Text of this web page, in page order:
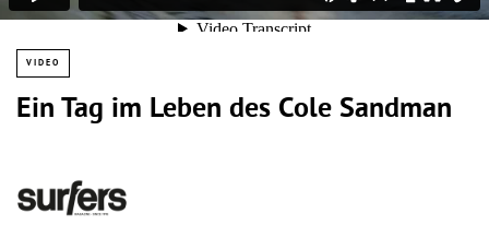
VIDEO
Ein Tag im Leben des Cole Sandman